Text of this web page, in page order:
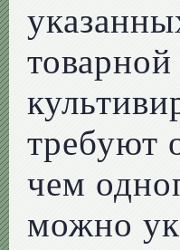
требуют
чем
можно